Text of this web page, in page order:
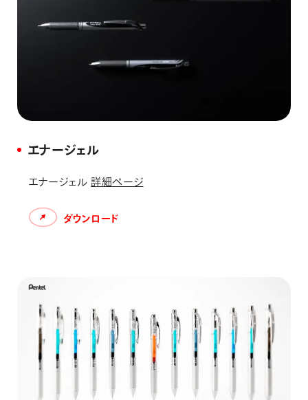
エナージェル
エナージェル詳細ページ
ダウンロード